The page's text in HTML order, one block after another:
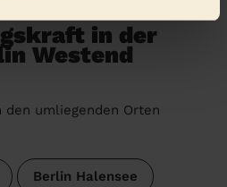
in der
Westend
den umliegenden Orten
Berlin Halensee